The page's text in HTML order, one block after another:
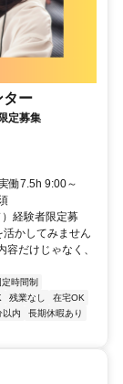
ター
定募集
働7.5h 9:00～
経験者限定募
かしてみません
だけじゃなく、
定時間制
残業なし
在宅OK
以内
長期休暇あり